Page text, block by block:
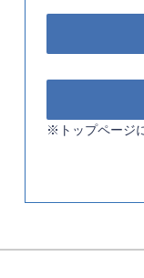
※トップページ